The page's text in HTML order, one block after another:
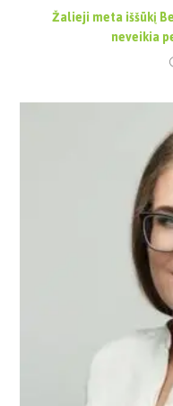
Žalieji meta iššūkį
neveikia